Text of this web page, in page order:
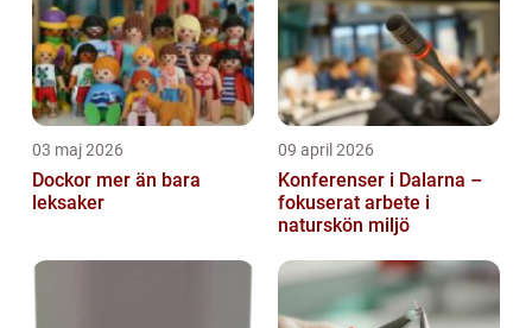
03 maj 2026
Dockor mer än bara
leksaker
09 april 2026
Konferenser i Dalarna –
fokuserat arbete i
naturskön miljö